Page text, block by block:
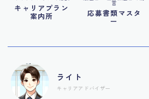
キャリアプラン
案内所
言
応募書類マスタ
ー
ライト
キャリアアドバイザー